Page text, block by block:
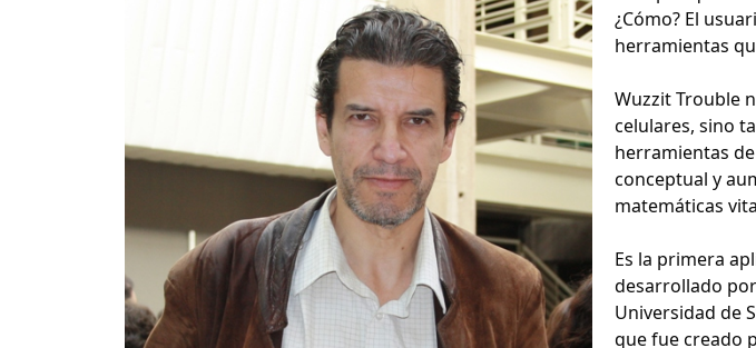
¿Cómo? El
herramientas
Wuzzit Trouble
celulares, sino
herramientas
conceptual y
matemáticas
Es la primera
desarrollado
Universidad de
que fue creado